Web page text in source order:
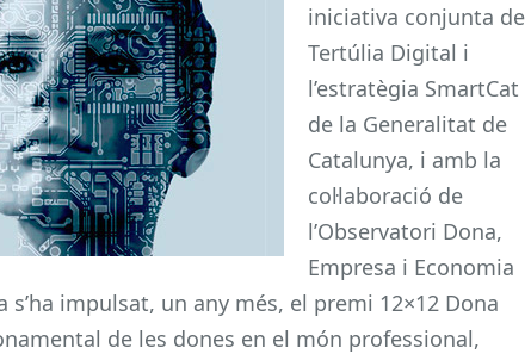
iniciativa conjunta de
Tertúlia Digital i
l’estratègia SmartCat
de la Generalitat de
Catalunya, i amb la
col·laboració de
l’Observatori Dona,
Empresa i Economia
s’ha impulsat, un any més, el premi 12×12 Dona
de les dones en el món professional,